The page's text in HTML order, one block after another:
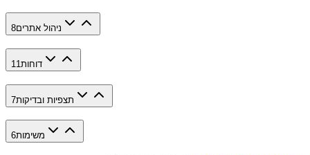
ניהול אתרים8
דוחות 11
תצפיות ובדיקות7
משימות6